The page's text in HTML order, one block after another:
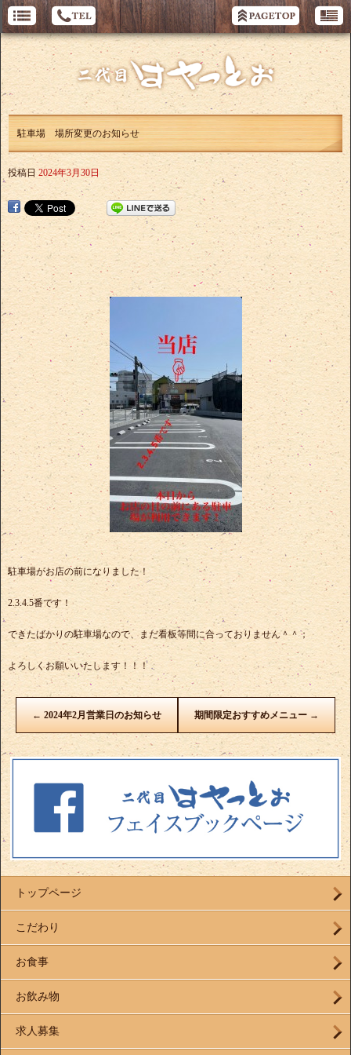
駐車場 場所変更のお知らせ
投稿日 2024年3月30日
駐車場がお店の前になりました！
2.3.4.5番です！
できたばかりの駐車場なので、まだ看板等間に合っておりません＾＾；
よろしくお願いいたします！！！
← 2024年2月営業日のお知らせ 期間限定おすすめメニュー →
トップページ
こだわり
お食事
お飲み物
求人募集